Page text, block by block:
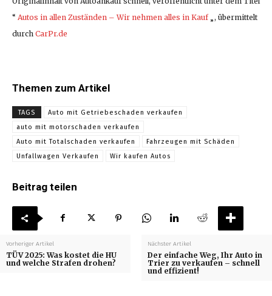
“ Autos in allen Zuständen – Wir nehmen alles in Kauf„, übermittelt
durch CarPr.de
Themen zum Artikel
TAGS
Auto mit Getriebeschaden verkaufen
auto mit motorschaden verkaufen
Auto mit Totalschaden verkaufen
Fahrzeugen mit Schäden
Unfallwagen Verkaufen
Wir kaufen Autos
Beitrag teilen
Vorheriger Artikel
TÜV 2025: Was kostet die HU
und welche Strafen drohen?
Nächster Artikel
Der einfache Weg, Ihr Auto in
Trier zu verkaufen – schnell
und effizient!